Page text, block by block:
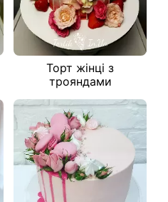
Торт жінці з
трояндами